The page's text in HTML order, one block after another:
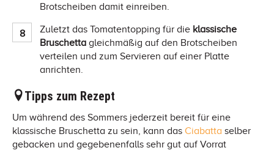
Brotscheiben damit einreiben.
Zuletzt das Tomatentopping für die klassische
Bruschetta gleichmäßig auf den Brotscheiben
verteilen und zum Servieren auf einer Platte
anrichten.
Tipps zum Rezept
Um während des Sommers jederzeit bereit für eine
klassische Bruschetta zu sein, kann das Ciabatta selber
gebacken und gegebenenfalls sehr gut auf Vorrat